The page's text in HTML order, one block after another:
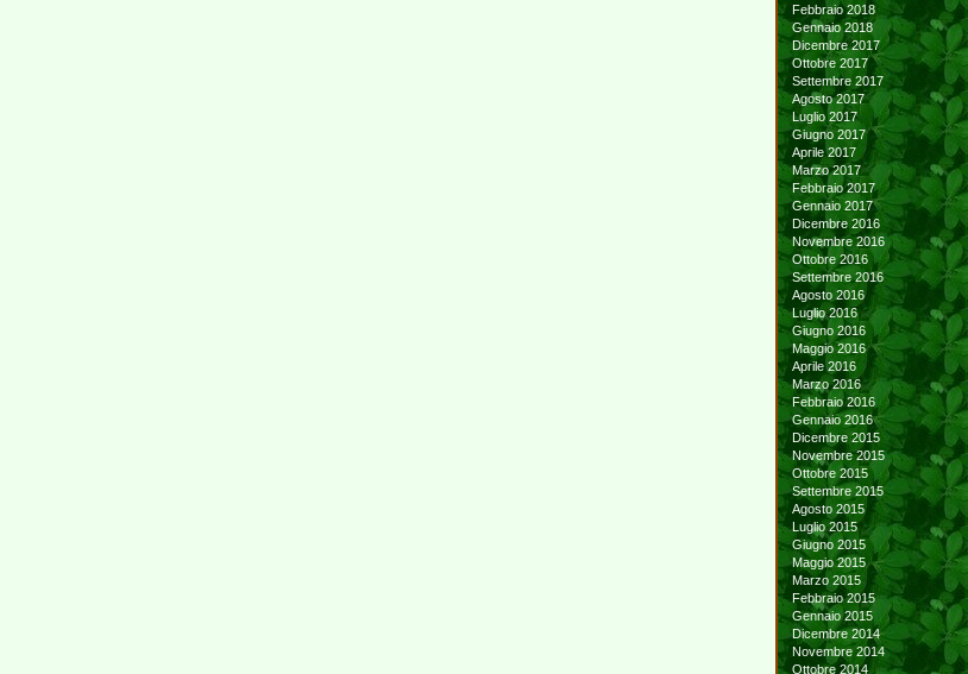
Febbraio 2018
Gennaio 2018
Dicembre 2017
Ottobre 2017
Settembre 2017
Agosto 2017
Luglio 2017
Giugno 2017
Aprile 2017
Marzo 2017
Febbraio 2017
Gennaio 2017
Dicembre 2016
Novembre 2016
Ottobre 2016
Settembre 2016
Agosto 2016
Luglio 2016
Giugno 2016
Maggio 2016
Aprile 2016
Marzo 2016
Febbraio 2016
Gennaio 2016
Dicembre 2015
Novembre 2015
Ottobre 2015
Settembre 2015
Agosto 2015
Luglio 2015
Giugno 2015
Maggio 2015
Marzo 2015
Febbraio 2015
Gennaio 2015
Dicembre 2014
Novembre 2014
Ottobre 2014